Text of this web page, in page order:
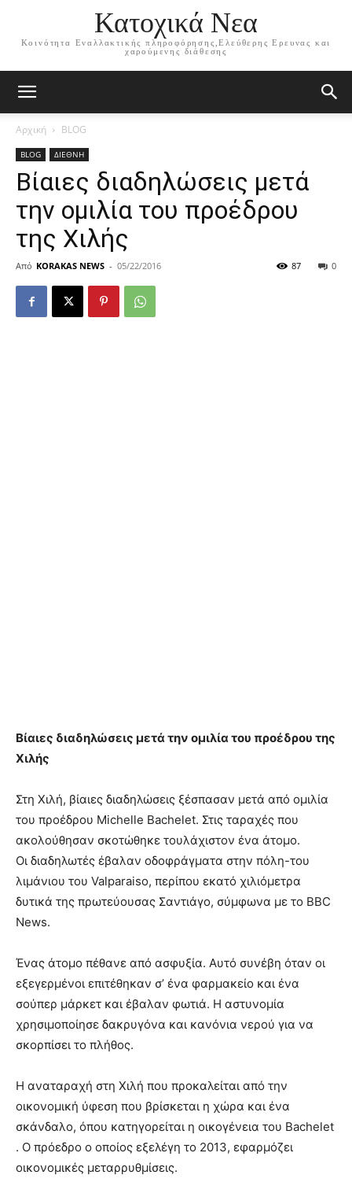
Κατοχικά Νεα
Κοινότητα Εναλλακτικής πληροφόρησης,Ελεύθερης Ερευνας και
χαρούμενης διάθεσης
Αρχική BLOG
BLOG ΔΙΕΘΝΗ
Βίαιες διαδηλώσεις μετά
την ομιλία του προέδρου
της Χιλής
Από KORAKAS NEWS - 05/22/2016 0
87
Βίαιες διαδηλώσεις μετά την ομιλία του προέδρου της
Χιλής
Στη Χιλή, βίαιες διαδηλώσεις ξέσπασαν μετά από ομιλία
του προέδρου Michelle Bachelet. Στις ταραχές που
ακολούθησαν σκοτώθηκε τουλάχιστον ένα άτομο.
Οι διαδηλωτές έβαλαν οδοφράγματα στην πόλη-του
λιμάνιου του Valparaiso, περίπου εκατό χιλιόμετρα
δυτικά της πρωτεύουσας Σαντιάγο, σύμφωνα με το BBC
News.
Ένας άτομο πέθανε από ασφυξία. Αυτό συνέβη όταν οι
εξεγερμένοι επιτέθηκαν σ’ ένα φαρμακείο και ένα
σούπερ μάρκετ και έβαλαν φωτιά. Η αστυνομία
χρησιμοποίησε δακρυγόνα και κανόνια νερού για να
σκορπίσει το πλήθος.
Η αναταραχή στη Χιλή που προκαλείται από την
οικονομική ύφεση που βρίσκεται η χώρα και ένα
σκάνδαλο, όπου κατηγορείται η οικογένεια του Bachelet
. Ο πρόεδρο ο οποίος εξελέγη το 2013, εφαρμόζει
οικονομικές μεταρρυθμίσεις.